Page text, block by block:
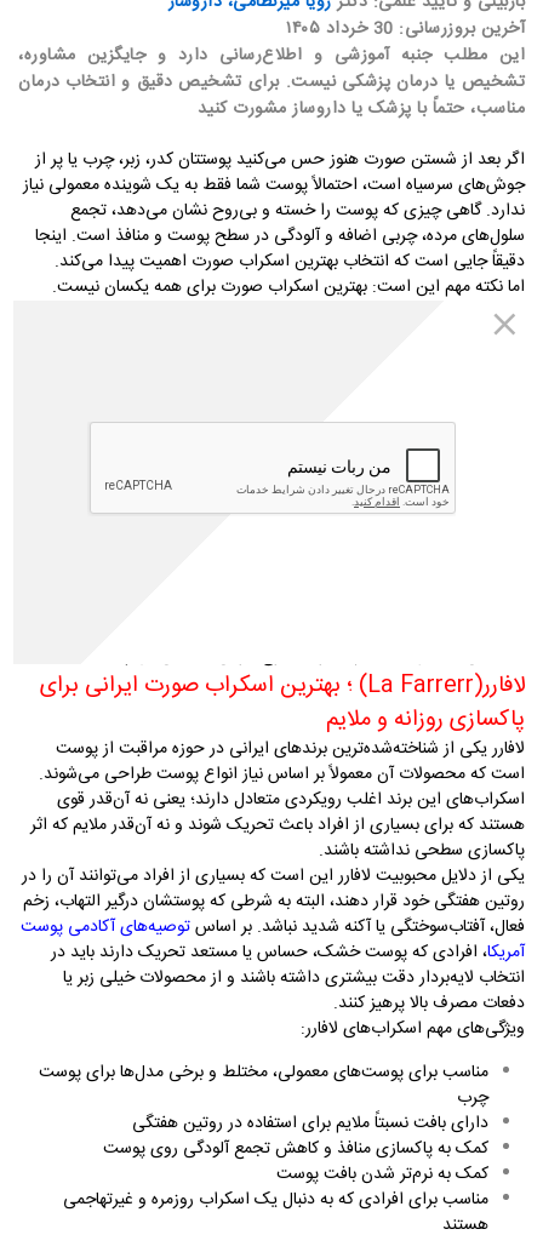
آخرین بروزرسانی: 30 خرداد ۱۴۰۵
این مطلب جنبه آموزشی و اطلاع‌رسانی دارد و جایگزین مشاوره،
تشخیص یا درمان پزشکی نیست. برای تشخیص دقیق و انتخاب درمان
مناسب، حتماً با پزشک یا داروساز مشورت کنید
اگر بعد از شستن صورت هنوز حس می‌کنید پوستتان کدر، زبر، چرب یا پر از
جوش‌های سرسیاه است، احتمالاً پوست شما فقط به یک شوینده معمولی نیاز
ندارد. گاهی چیزی که پوست را خسته و بی‌روح نشان می‌دهد، تجمع
سلول‌های مرده، چربی اضافه و آلودگی در سطح پوست و منافذ است. اینجا
دقیقاً جایی است که انتخاب بهترین اسکراب صورت اهمیت پیدا می‌کند.
اما نکته مهم این است: بهترین اسکراب صورت برای همه یکسان نیست.
محصولی که برای پوست چرب عالی عمل می‌کند، ممکن است پوست خشک
را تحریک کند. اسکرابی که برای جوش سرسیاه مناسب است، الزاماً بهترین
نوع پوستتان انتخاب دقیق‌تری داشته باشید
معرفی بهترین اسکراب صورت ایرانی
لافارر(La Farrerr) ؛ بهترین اسکراب صورت ایرانی برای
پاکسازی روزانه و ملایم
لافارر یکی از شناخته‌شده‌ترین برندهای ایرانی در حوزه مراقبت از پوست
است که محصولات آن معمولاً بر اساس نیاز انواع پوست طراحی می‌شوند.
اسکراب‌های این برند اغلب رویکردی متعادل دارند؛ یعنی نه آن‌قدر قوی
هستند که برای بسیاری از افراد باعث تحریک شوند و نه آن‌قدر ملایم که اثر
پاکسازی سطحی نداشته باشند.
یکی از دلایل محبوبیت لافارر این است که بسیاری از افراد می‌توانند آن را در
روتین هفتگی خود قرار دهند، البته به شرطی که پوستشان درگیر التهاب، زخم
فعال، آفتاب‌سوختگی یا آکنه شدید نباشد. بر اساستوصیه‌های آکادمی پوست
آمریکا، افرادی که پوست خشک، حساس یا مستعد تحریک دارند باید در
انتخاب لایه‌بردار دقت بیشتری داشته باشند و از محصولات خیلی زبر یا
دفعات مصرف بالا پرهیز کنند.
ویژگی‌های مهم اسکراب‌های لافارر:
مناسب برای پوست‌های معمولی، مختلط و برخی مدل‌ها برای پوست
چرب
دارای بافت نسبتاً ملایم برای استفاده در روتین هفتگی
کمک به پاکسازی منافذ و کاهش تجمع آلودگی روی پوست
کمک به نرم‌تر شدن بافت پوست
مناسب برای افرادی که به دنبال یک اسکراب روزمره و غیرتهاجمی
هستند